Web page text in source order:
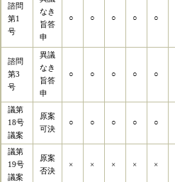
諮問
第1
号
なき
旨答
申
○ ○ ○ ○ ○
諮問
第3
号
異議
なき
旨答
申
○ ○ ○ ○ ○
議第
18号
議案
原案
可決
○ ○ ○ ○ ○
議第
19号
議案
原案
否決
× × × × ×